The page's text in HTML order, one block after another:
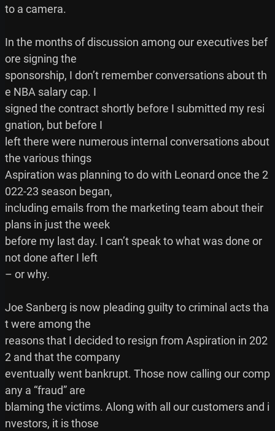
to a camera.
In the months of discussion among our executives bef
ore signing the
sponsorship, I don’t remember conversations about th
e NBA salary cap. I
signed the contract shortly before I submitted my resi
gnation, but before I
left there were numerous internal conversations about
the various things
Aspiration was planning to do with Leonard once the 2
022-23 season began,
including emails from the marketing team about their
plans in just the week
before my last day. I can’t speak to what was done or
not done after I left
– or why.
Joe Sanberg is now pleading guilty to criminal acts tha
t were among the
reasons that I decided to resign from Aspiration in 202
2 and that the company
eventually went bankrupt. Those now calling our comp
any a “fraud” are
blaming the victims. Along with all our customers and i
nvestors, it is those